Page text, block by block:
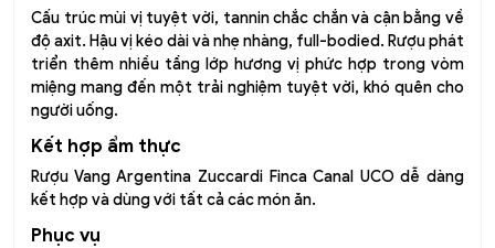
Cấu trúc mùi vị tuyệt vời, tannin chắc chắn và cận bằng về
độ axit. Hậu vị kéo dài và nhẹ nhàng, full-bodied. Rượu phát
triển thêm nhiều tầng lớp hương vị phức hợp trong vòm
miệng mang đến một trải nghiệm tuyệt vời, khó quên cho
người uống.
Kết hợp ẩm thực
Rượu Vang Argentina Zuccardi Finca Canal UCO dễ dàng
kết hợp và dùng với tất cả các món ăn.
Phục vụ